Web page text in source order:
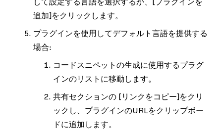
追加]をクリックします。
プラグインを使用してデフォルト言語を提供する
場合:
コードスニペットの生成に使用するプラグ
インのリストに移動します。
共有セクションの [リンクをコピー]をクリ
ックし、プラグインのURLをクリップボー
ドに追加します。